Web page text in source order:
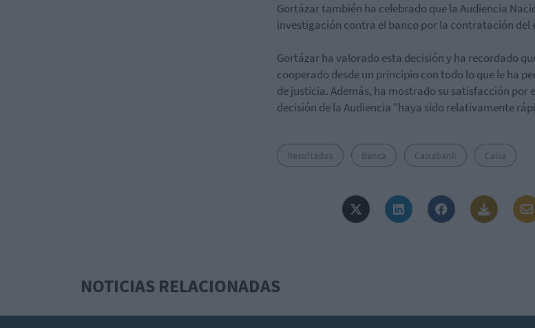
Gortázar también ha celebrado que la Audiencia
investigación contra el banco por la contratación del
Gortázar ha valorado esta decisión y ha recordado
cooperado desde un principio con todo lo que le ha
de justicia. Además, ha mostrado su satisfacción por
decisión de la Audiencia "haya sido relativamente
Resultados Banca Caixabank Caixa
NOTICIAS RELACIONADAS